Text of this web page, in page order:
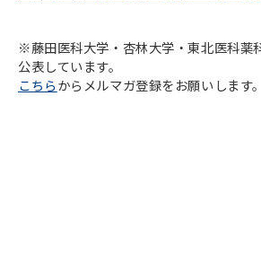
※藤田医科大学・杏林大学・東北医科薬
公表しています。
こちらからメルマガ登録をお願いします。